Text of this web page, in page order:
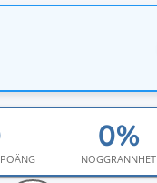
NOGGRANNHET